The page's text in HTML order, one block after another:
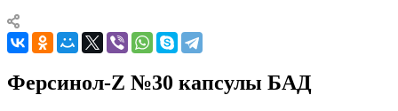
Ферсинол-Z №30 капсулы БАД